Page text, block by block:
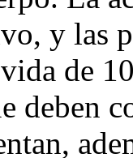
y las
de
deben